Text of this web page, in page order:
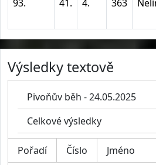
93. 41. 4. 363
Výsledky textově
Pivoňův běh - 24.05.2025
Celkové výsledky
Pořadí Číslo Jméno